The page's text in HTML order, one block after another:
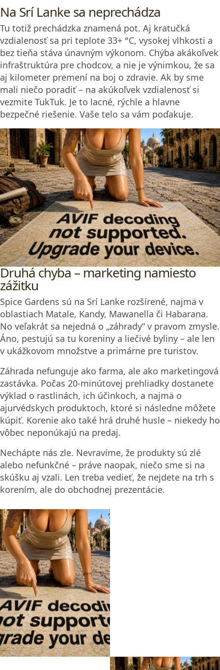
Spice Gardens sú na Srí Lanke rozšírené, najmä v
oblastiach Matale, Kandy, Mawanella či Habarana.
No veľakrát sa nejedná o „záhrady“ v pravom zmysle.
Áno, pestujú sa tu koreniny a liečivé byliny – ale len
v ukážkovom množstve a primárne pre turistov.
Záhrada nefunguje ako farma, ale ako marketingová
zastávka. Počas 20-minútovej prehliadky dostanete
výklad o rastlinách, ich účinkoch, a najmä o
ajurvédskych produktoch, ktoré si následne môžete
vôbec neponúkajú na predaj.
Nechápte nás zle. Nevravíme, že produkty sú zlé
alebo nefunkčné – práve naopak, niečo sme si na
skúšku aj vzali. Len treba vedieť, že nejdete na trh s
korením, ale do obchodnej prezentácie.
Vanilka
Trpasličí ananás